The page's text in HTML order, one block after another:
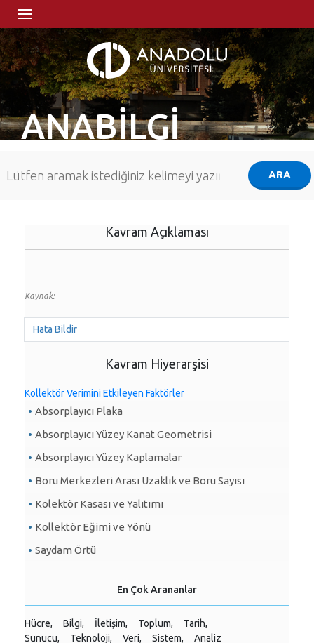
ANABİLGİ
Kavram Açıklaması
Kaynak:
Hata Bildir
Kavram Hiyerarşisi
Kollektör Verimini Etkileyen Faktörler
Absorplayıcı Plaka
Absorplayıcı Yüzey Kanat Geometrisi
Absorplayıcı Yüzey Kaplamalar
Boru Merkezleri Arası Uzaklık ve Boru Sayısı
Kolektör Kasası ve Yalıtımı
Kollektör Eğimi ve Yönü
Saydam Örtü
En Çok Arananlar
Hücre, Bilgi, İletişim, Toplum,
Tarih,
Sunucu,
Teknoloji, Veri, Sistem, Analiz